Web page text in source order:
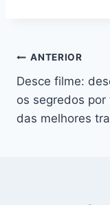
Navegação
de
Post
ANTERIOR
Desce filme:
os segredos por
das melhores